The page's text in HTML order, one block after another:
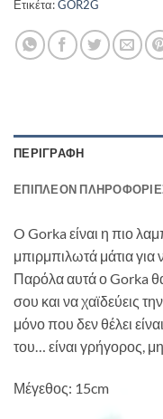
Ετικέτα:GOR2G
ΠΕΡΙΓΡΑΦΉ
ΕΠΙΠΛΈΟΝ
O Gorka είναι η πιο
μπιρμπιλωτά μάτια για
Παρόλα αυτά ο Gorka
σου και να χαϊδεύεις
μόνο που δεν θέλει
του… είναι γρήγορος,
Μέγεθος: 15cm